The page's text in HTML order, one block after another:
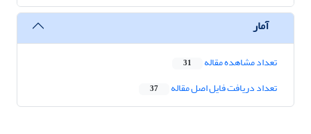
آمار
تعداد مشاهده مقاله 31
تعداد دریافت فایل اصل مقاله 37